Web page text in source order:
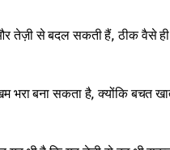
तेज़ी से बदल सकती हैं, ठीक वैसे
भरा बना सकता है, क्योंकि बचत